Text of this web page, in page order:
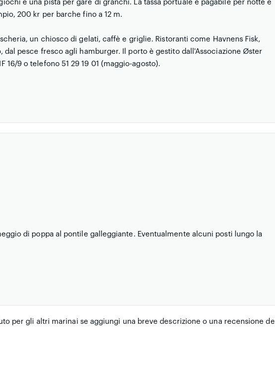
e una pista per gare di granchi. La tassa portuale è pagabile per notte e
200 kr per barche fino a 12 m.
un chiosco di gelati, caffè e griglie. Ristoranti come Havnens Fisk,
dal pesce fresco agli hamburger. Il porto è gestito dall'Associazione Øster
16/9 o telefono 51 29 19 01 (maggio-agosto).
di poppa al pontile galleggiante. Eventualmente alcuni posti lungo la
per gli altri marinai se aggiungi una breve descrizione o una recensione del